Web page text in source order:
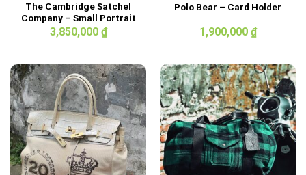
The Cambridge Satchel
Company – Small Portrait
Backpack
3,850,000 ₫
Polo Bear – Card Holder
1,900,000 ₫